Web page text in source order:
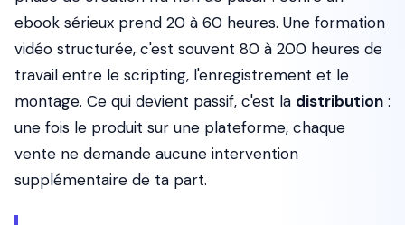
ebook sérieux prend 20 à 60 heures. Une formation
vidéo structurée, c'est souvent 80 à 200 heures de
travail entre le scripting, l'enregistrement et le
montage. Ce qui devient passif, c'est la distribution :
une fois le produit sur une plateforme, chaque
vente ne demande aucune intervention
supplémentaire de ta part.